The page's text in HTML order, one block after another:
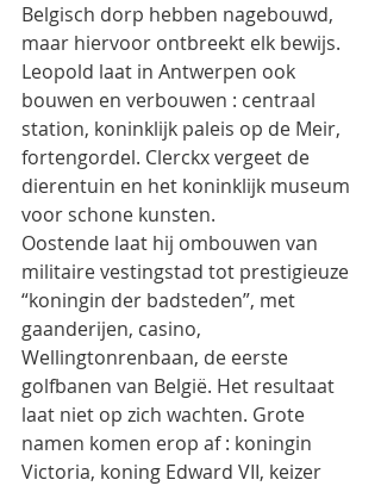
Belgisch dorp hebben nagebouwd,
maar hiervoor ontbreekt elk bewijs.
Leopold laat in Antwerpen ook
bouwen en verbouwen : centraal
station, koninklijk paleis op de Meir,
fortengordel. Clerckx vergeet de
dierentuin en het koninklijk museum
voor schone kunsten.
Oostende laat hij ombouwen van
militaire vestingstad tot prestigieuze
“koningin der badsteden”, met
gaanderijen, casino,
Wellingtonrenbaan, de eerste
golfbanen van België. Het resultaat
laat niet op zich wachten. Grote
namen komen erop af : koningin
Victoria, koning Edward VII, keizer